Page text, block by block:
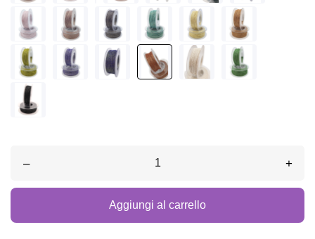
– +
Aggiungi al carrello